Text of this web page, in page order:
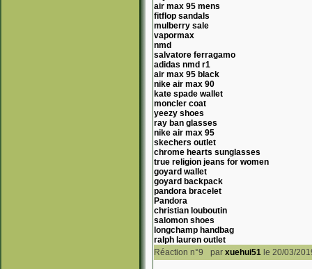
air max 95 mens
fitflop sandals
mulberry sale
vapormax
nmd
salvatore ferragamo
adidas nmd r1
air max 95 black
nike air max 90
kate spade wallet
moncler coat
yeezy shoes
ray ban glasses
nike air max 95
skechers outlet
chrome hearts sunglasses
true religion jeans for women
goyard wallet
goyard backpack
pandora bracelet
Pandora
christian louboutin
salomon shoes
longchamp handbag
ralph lauren outlet
Réaction n°9
par xuehui51 le 20/03/